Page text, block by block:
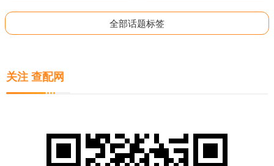
全部话题标签
关注 查配网